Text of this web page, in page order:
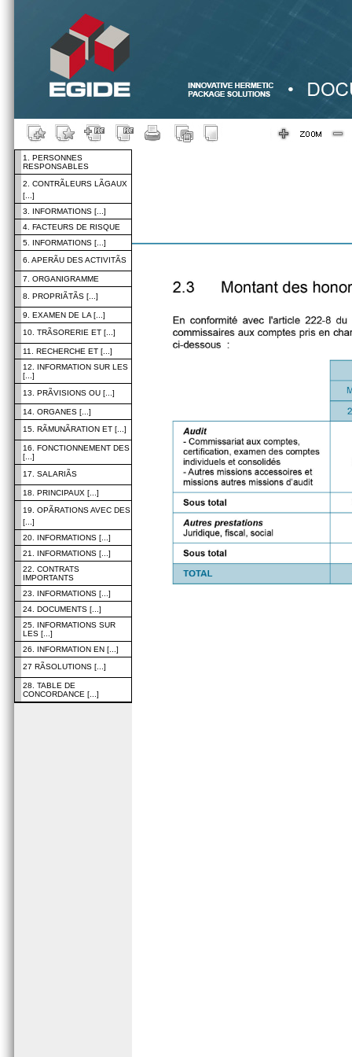
1. PERSONNES
RESPONSABLES
2. CONTRÃLEURS LÃGAUX
[...]
3. INFORMATIONS [...]
4. FACTEURS DE RISQUE
5. INFORMATIONS [...]
6. APERÃU DES ACTIVITÃS
7. ORGANIGRAMME
8. PROPRIÃTÃS [...]
9. EXAMEN DE LA [...]
10. TRÃSORERIE ET [...]
11. RECHERCHE ET [...]
12. INFORMATION SUR LES
[...]
13. PRÃVISIONS OU [...]
14. ORGANES [...]
15. RÃMUNÃRATION ET [...]
16. FONCTIONNEMENT DES
[...]
17. SALARIÃS
18. PRINCIPAUX [...]
19. OPÃRATIONS AVEC DES
[...]
20. INFORMATIONS [...]
21. INFORMATIONS [...]
22. CONTRATS
IMPORTANTS
23. INFORMATIONS [...]
24. DOCUMENTS [...]
25. INFORMATIONS SUR
LES [...]
26. INFORMATION EN [...]
27 RÃSOLUTIONS [...]
28. TABLE DE
CONCORDANCE [...]